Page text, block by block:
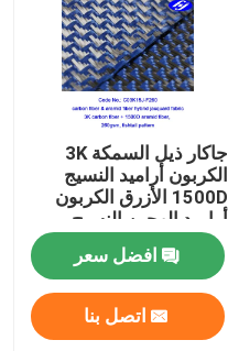
جاكار ذيل السمكة 3K
الكربون أراميد النسيج
1500D الأزرق الكربون
أراميد الهجين النسيج
افضل سعر
اتصل بنا